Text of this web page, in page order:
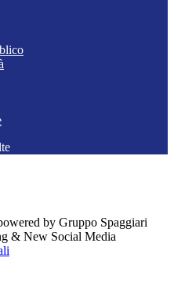
by Gruppo Spaggiari
& New Social Media